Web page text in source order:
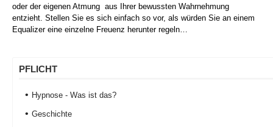
oder der eigenen Atmung aus Ihrer bewussten Wahrnehmung
entzieht. Stellen Sie es sich einfach so vor, als würden Sie an einem
Equalizer eine einzelne Freuenz herunter regeln…
PFLICHT
Hypnose - Was ist das?
Geschichte